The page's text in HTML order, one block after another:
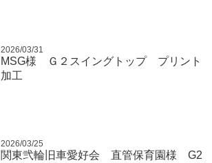
2026/03/31
MSG様 Ｇ２スイングトップ プリント
加工
2026/03/25
関東弐輪旧車愛好会 直管保育園様 G2